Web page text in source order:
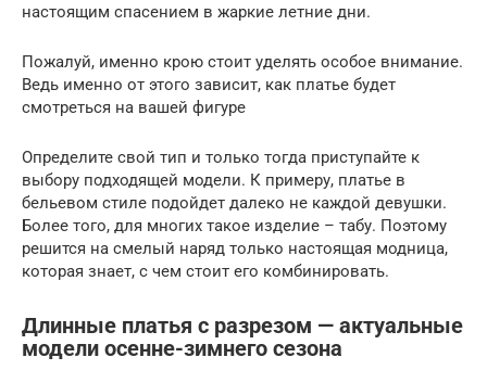
настоящим спасением в жаркие летние дни.
Пожалуй, именно крою стоит уделять особое внимание.
Ведь именно от этого зависит, как платье будет
смотреться на вашей фигуре
Определите свой тип и только тогда приступайте к
выбору подходящей модели. К примеру, платье в
бельевом стиле подойдет далеко не каждой девушки.
Более того, для многих такое изделие – табу. Поэтому
решится на смелый наряд только настоящая модница,
которая знает, с чем стоит его комбинировать.
Длинные платья с разрезом — актуальные
модели осенне-зимнего сезона